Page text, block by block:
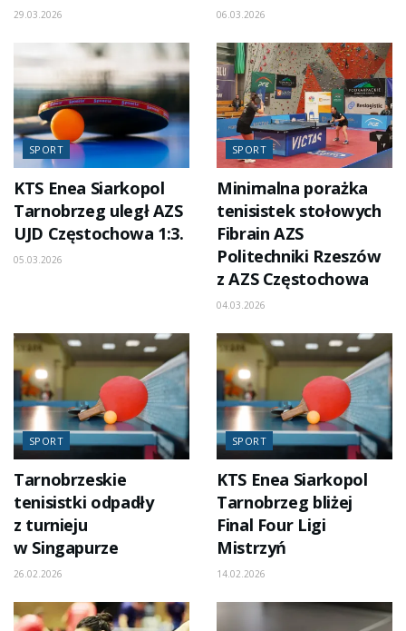
29.03.2026 06.03.2026
SPORT
KTS Enea Siarkopol
Tarnobrzeg uległ AZS
UJD Częstochowa 1:3.
05.03.2026
SPORT
Minimalna porażka
tenisistek stołowych
Fibrain AZS
Politechniki Rzeszów
z AZS Częstochowa
04.03.2026
SPORT
Tarnobrzeskie
tenisistki odpadły
z turnieju
w Singapurze
26.02.2026
SPORT
KTS Enea Siarkopol
Tarnobrzeg bliżej
Final Four Ligi
Mistrzyń
14.02.2026